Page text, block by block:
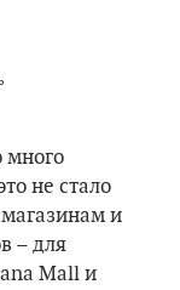
много
не стало
и
– для
Mall и